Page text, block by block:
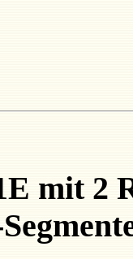
mit 2